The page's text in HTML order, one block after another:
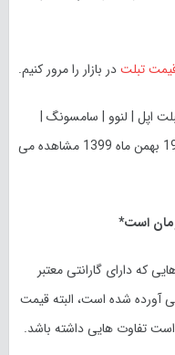
تبلتدر بازار را مرور کنیم.
اپل | لنوو | سامسونگ |
ایسوس و غیره در بازار امروز مورخ یکشنبه 19 بهمن ماه 1399 مشاهده می
است*
که دارای گارانتی معتبر
آورده شده است، البته قیمت
تفاوت هایی داشته باشد.